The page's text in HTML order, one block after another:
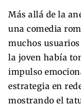
Más allá de la
una comedia
muchos
la joven había
impulso
estrategia en
mostrando el